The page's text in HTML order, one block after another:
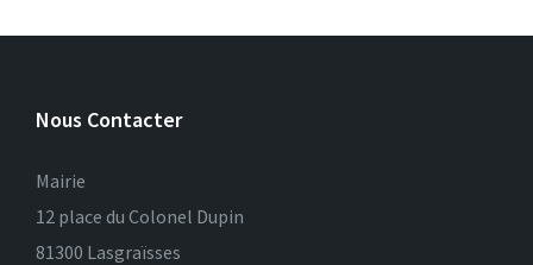
Nous Contacter
Mairie
12 place du Colonel Dupin
81300 Lasgraïsses